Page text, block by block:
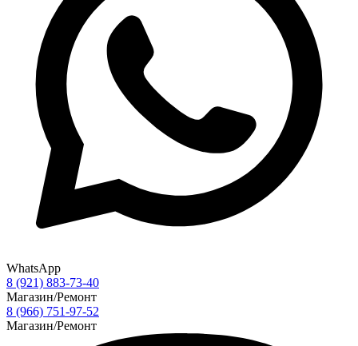
WhatsApp
8 (921) 883-73-40
Магазин/Ремонт
8 (966) 751-97-52
Магазин/Ремонт